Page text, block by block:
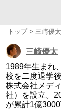
トップ 三崎優太
三崎優太
1989年生まれ
校を二度退学
株式会社メデ
社）を設立。
が累計1億